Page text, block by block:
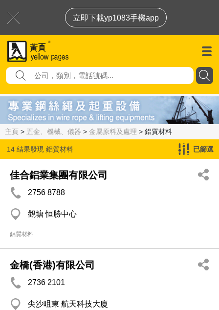
立即下載yp1083手機app
主頁 > 五金、機械、儀器 > 金屬原料及處理 > 鋁質材料
14 結果發現 鋁質材料 已篩選
佳合鋁業集團有限公司
2756 8788
觀塘 恒勝中心
鋁質材料
金橋(香港)有限公司
2736 2101
尖沙咀東 航天科技大廈